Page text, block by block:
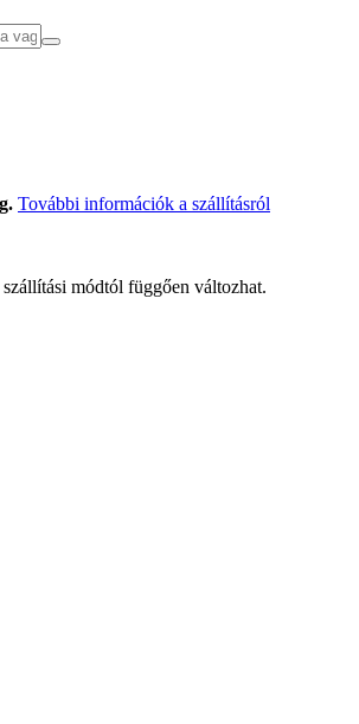
További információk a szállításról
módtól függően változhat.